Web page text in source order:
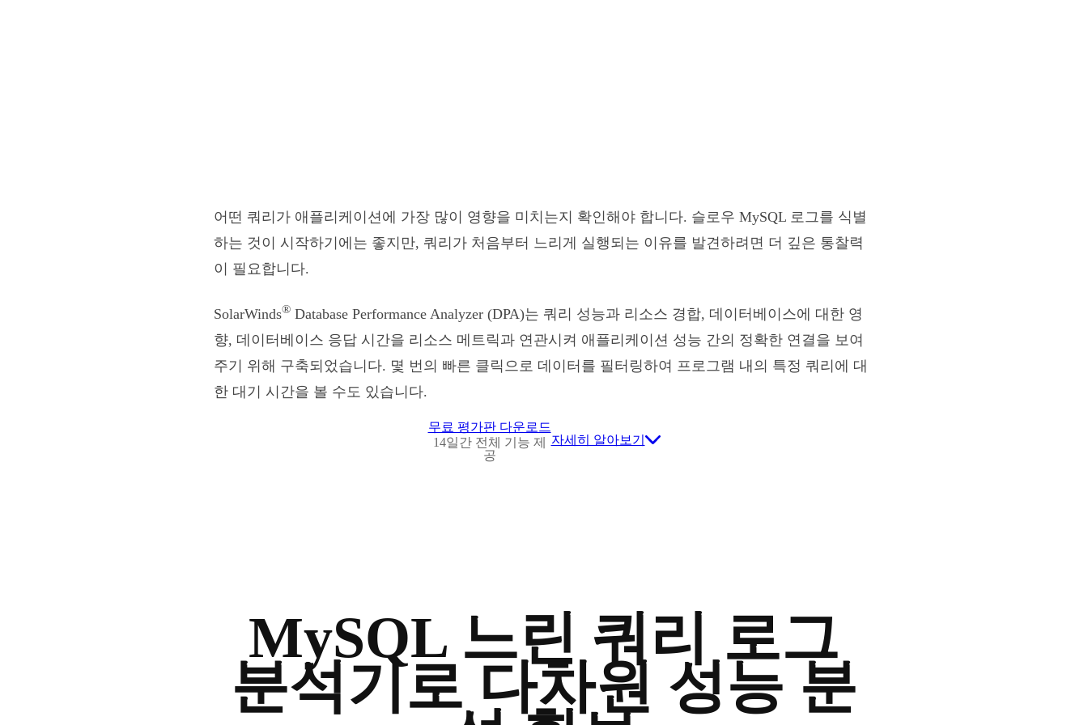
어떤 쿼리가 애플리케이션에 가장 많이 영향을 미치는지 확인해야 합니다. 슬로우 MySQL 로그를 식별
하는 것이 시작하기에는 좋지만, 쿼리가 처음부터 느리게 실행되는 이유를 발견하려면 더 깊은 통찰력
이 필요합니다.
SolarWinds® Database Performance Analyzer (DPA)는 쿼리 성능과 리소스 경합, 데이터베이스에 대한 영
향, 데이터베이스 응답 시간을 리소스 메트릭과 연관시켜 애플리케이션 성능 간의 정확한 연결을 보여
주기 위해 구축되었습니다. 몇 번의 빠른 클릭으로 데이터를 필터링하여 프로그램 내의 특정 쿼리에 대
한 대기 시간을 볼 수도 있습니다.
무료 평가판 다운로드
14일간 전체 기능 제
공
자세히 알아보기
MySQL 느린 쿼리 로그
분석기로 다차원 성능 분